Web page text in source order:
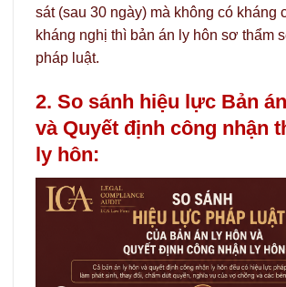
sát (sau 30 ngày) mà không có kháng
kháng nghị thì bản án ly hôn sơ thẩm
pháp luật.
2. So sánh hiệu lực Bản
và Quyết định công nhận
ly hôn: